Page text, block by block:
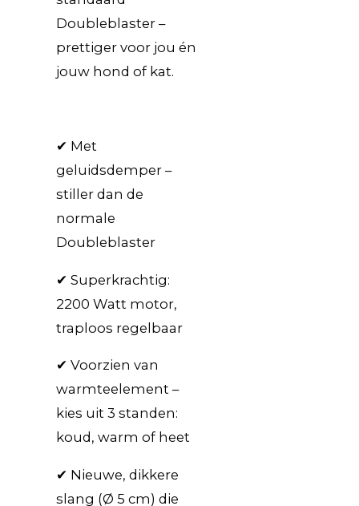
Doubleblaster –
prettiger voor jou én
jouw hond of kat.
✔ Met
geluidsdemper –
stiller dan de
normale
Doubleblaster
✔ Superkrachtig:
2200 Watt motor,
traploos regelbaar
✔ Voorzien van
warmteelement –
kies uit 3 standen:
koud, warm of heet
✔ Nieuwe, dikkere
slang (Ø 5 cm) die